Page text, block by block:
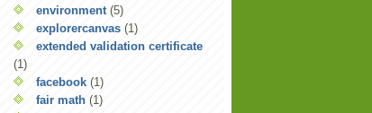
environment (5)
explorercanvas (1)
extended validation certificate
(1)
facebook (1)
fair math (1)